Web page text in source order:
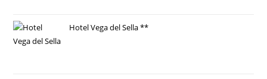
Hotel Vega del Sella **